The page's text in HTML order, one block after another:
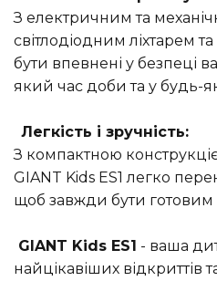
З електричним та
світлодіодним ліхтарем
бути впевнені у безпеці
який час доби та у будь-
Легкість і зручність:
З компактною
GIANT Kids ES1 легко
щоб завжди бути готовим
GIANT Kids ES1 - ваша
найцікавіших відкриттів